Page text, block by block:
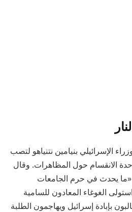
الإسرائيلي بنيامين نتنياهو لتصب
الانقسام حول المظاهرات. وقال
«ما يحدث في حرم الجامعات
الغوغاء المعادون للسامية
بإبادة إسرائيل ويهاجمون الطلبة